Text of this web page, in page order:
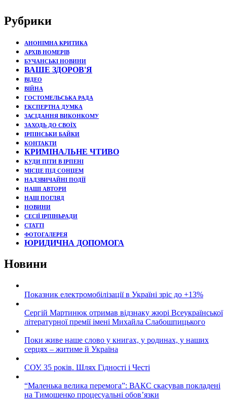
Рубрики
АНОНІМНА КРИТИКА
АРХІВ НОМЕРІВ
БУЧАНСЬКІ НОВИНИ
ВАШЕ ЗДОРОВ'Я
ВІДЕО
ВІЙНА
ГОСТОМЕЛЬСЬКА РАДА
ЕКСПЕРТНА ДУМКА
ЗАСІДАННЯ ВИКОНКОМУ
ЗАХОДЬ ДО СВОЇХ
ІРПІНСЬКИ БАЙКИ
КОНТАКТИ
КРИМІНАЛЬНЕ ЧТИВО
КУДИ ПІТИ В ІРПЕНІ
МІСЦЕ ПІД СОНЦЕМ
НАДЗВИЧАЙНІ ПОДЇЇ
НАШІ АВТОРИ
НАШ ПОГЛЯД
НОВИНИ
СЕСІЇ ІРПІНЬРАДИ
СТАТТІ
ФОТОГАЛЕРЕЯ
ЮРИДИЧНА ДОПОМОГА
Новини
Показник електромобілізації в Україні зріс до +13%
Сергій Мартинюк отримав відзнаку жюрі Всеукраїнської
літературної премії імені Михайла Слабошпицького
Поки живе наше слово у книгах, у родинах, у наших
серцях – житиме й Україна
СОУ. 35 років. Шлях Гідності і Честі
“Маленька велика перемога”: ВАКС скасував покладені
на Тимошенко процесуальні обов’язки